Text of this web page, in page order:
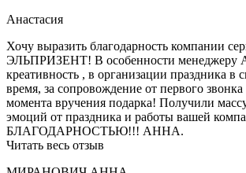
Анастасия
Хочу выразить благодарность компании
ЭЛЬПРИЗЕНТ! В особенности менеджеру
креативность , в организации праздника в
время, за сопровождение от первого
момента вручения подарка! Получили
эмоций от праздника и работы вашей
БЛАГОДАРНОСТЬЮ!!! АННА.
Читать весь отзыв